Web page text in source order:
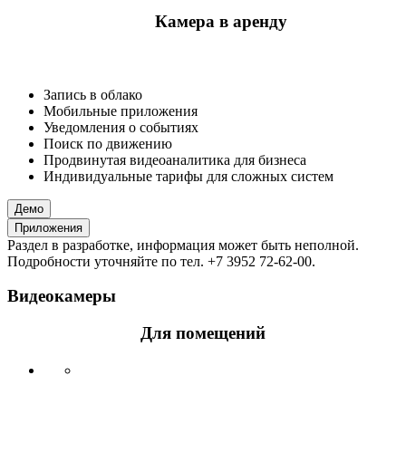
Камера в аренду
Запись в облако
Мобильные приложения
Уведомления о событиях
Поиск по движению
Продвинутая видеоаналитика для бизнеса
Индивидуальные тарифы для сложных систем
Демо
Приложения
Раздел в разработке, информация может быть неполной.
Подробности уточняйте по тел. +7 3952 72-62-00.
Видеокамеры
Для помещений